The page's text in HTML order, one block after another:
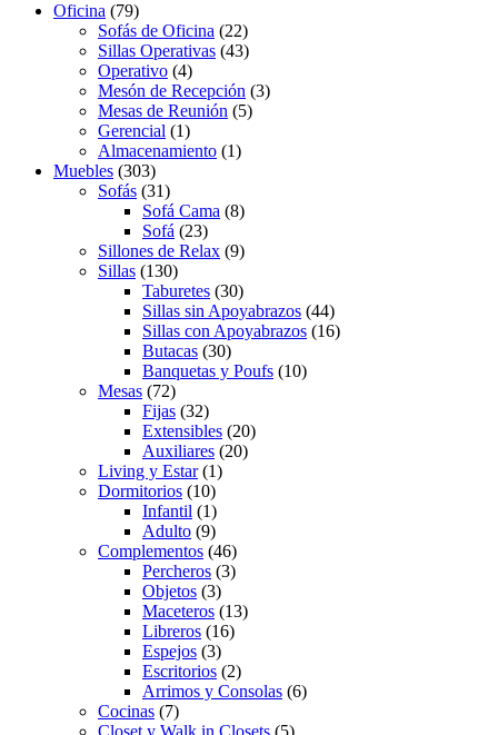
Oficina (79)
Sofás de Oficina (22)
Sillas Operativas (43)
Operativo (4)
Mesón de Recepción (3)
Mesas de Reunión (5)
Gerencial (1)
Almacenamiento (1)
Muebles (303)
Sofás (31)
Sofá Cama (8)
Sofá (23)
Sillones de Relax (9)
Sillas (130)
Taburetes (30)
Sillas sin Apoyabrazos (44)
Sillas con Apoyabrazos (16)
Butacas (30)
Banquetas y Poufs (10)
Mesas (72)
Fijas (32)
Extensibles (20)
Auxiliares (20)
Living y Estar(1)
Dormitorios (10)
Infantil (1)
Adulto (9)
Complementos (46)
Percheros (3)
Objetos (3)
Maceteros (13)
Libreros (16)
Espejos (3)
Escritorios (2)
Arrimos y Consolas (6)
Cocinas (7)
Closet y Walk in Closets (5)